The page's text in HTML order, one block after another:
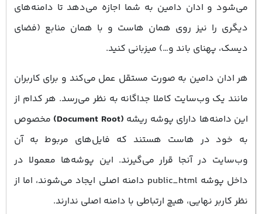
می‌شود و ادان دامین به شما اجازه می‌دهد تا دامنه‌های
دیگری را نیز روی همان هاست و با همان منابع (فضای
دیسک، پهنای باند و…) میزبانی کنید.
هر ادان دامین به صورت مستقل عمل می‌کند و برای کاربران
مانند یک وب‌سایت کاملا جداگانه به نظر می‌رسد. هر کدام از
این دامنه‌ها دارای پوشه ریشه (Document Root)
مخصوص
به خود در هاست هستند که فایل‌های مربوط به آن
وب‌سایت در آنجا قرار می‌گیرند. این پوشه‌ها معمولا در
داخل پوشه public_html دامنه اصلی ایجاد می‌شوند، اما از
نظر کاربر نهایی، هیچ ارتباطی با دامنه اصلی ندارند.